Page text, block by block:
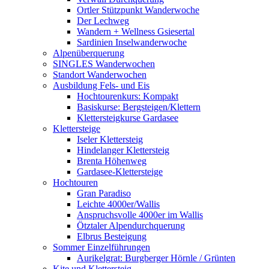
Ortler Stützpunkt Wanderwoche
Der Lechweg
Wandern + Wellness Gsiesertal
Sardinien Inselwanderwoche
Alpenüberquerung
SINGLES Wanderwochen
Standort Wanderwochen
Ausbildung Fels- und Eis
Hochtourenkurs: Kompakt
Basiskurse: Bergsteigen/Klettern
Klettersteigkurse Gardasee
Klettersteige
Iseler Klettersteig
Hindelanger Klettersteig
Brenta Höhenweg
Gardasee-Klettersteige
Hochtouren
Gran Paradiso
Leichte 4000er/Wallis
Anspruchsvolle 4000er im Wallis
Ötztaler Alpendurchquerung
Elbrus Besteigung
Sommer Einzelführungen
Aurikelgrat: Burgberger Hörnle / Grünten